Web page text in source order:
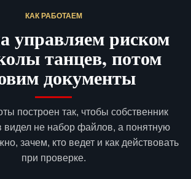
КАК РАБОТАЕМ
управляем риском
танцев, потом
документы
построен так, чтобы собственник
видел не набор файлов, а понятную
зачем, кто ведет и как действовать
при проверке.